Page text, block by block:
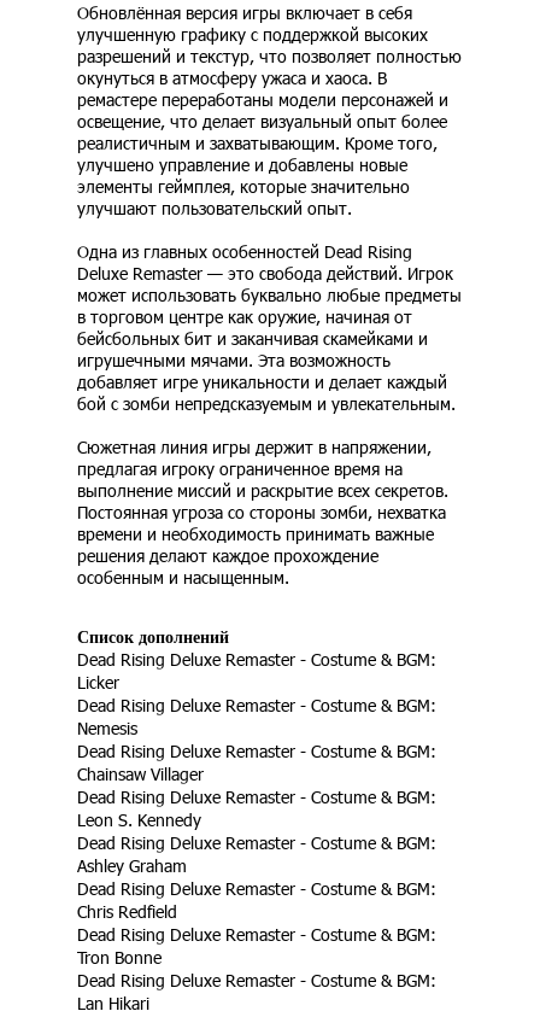
Обновлённая версия игры включает в себя
улучшенную графику с поддержкой высоких
разрешений и текстур, что позволяет полностью
окунуться в атмосферу ужаса и хаоса. В
ремастере переработаны модели персонажей и
освещение, что делает визуальный опыт более
реалистичным и захватывающим. Кроме того,
улучшено управление и добавлены новые
элементы геймплея, которые значительно
улучшают пользовательский опыт.
Одна из главных особенностей Dead Rising
Deluxe Remaster — это свобода действий. Игрок
может использовать буквально любые предметы
в торговом центре как оружие, начиная от
бейсбольных бит и заканчивая скамейками и
игрушечными мячами. Эта возможность
добавляет игре уникальности и делает каждый
бой с зомби непредсказуемым и увлекательным.
Сюжетная линия игры держит в напряжении,
предлагая игроку ограниченное время на
выполнение миссий и раскрытие всех секретов.
Постоянная угроза со стороны зомби, нехватка
времени и необходимость принимать важные
решения делают каждое прохождение
особенным и насыщенным.
Список дополнений
Dead Rising Deluxe Remaster - Costume & BGM:
Licker
Dead Rising Deluxe Remaster - Costume & BGM:
Nemesis
Dead Rising Deluxe Remaster - Costume & BGM:
Chainsaw Villager
Dead Rising Deluxe Remaster - Costume & BGM:
Leon S. Kennedy
Dead Rising Deluxe Remaster - Costume & BGM:
Ashley Graham
Dead Rising Deluxe Remaster - Costume & BGM:
Chris Redfield
Dead Rising Deluxe Remaster - Costume & BGM:
Tron Bonne
Dead Rising Deluxe Remaster - Costume & BGM:
Lan Hikari